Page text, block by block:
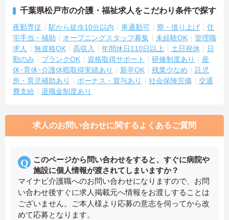
千葉県松戸市の介護・福祉求人をこだわり条件で探す
夜勤専従 駅から徒歩10分以内 車通勤可 寮・借り上げ
住
宅手当・補助
オープニングスタッフ募集 未経験OK
管理職
求人
無資格OK 高収入 年間休日110日以上 土日祝休
日
勤のみ
ブランクOK 資格取得サポート 研修制度あり
産
休･育休･介護休暇取得実績あり
新卒OK 残業少なめ
託児
所・育児補助あり
ボーナス・賞与あり 社会保険完備
交通
費支給
退職金制度あり
求人のお問い合わせに関するよくあるご質問
このページから問い合わせをすると、すぐに病院や
施設に個人情報が渡されてしまいますか？
マイナビ介護職へのお問い合わせになりますので、お問
い合わせ後すぐに求人掲載元へ情報をお渡しすることは
ございません。ご本人様より応募の意志を伺ってから改
めて応募となります。